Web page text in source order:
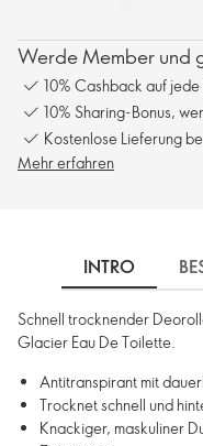
Werde Member und
10% Cashback auf
10% Sharing-Bonus,
Kostenlose Lieferung
Mehr erfahren
INTRO
Schnell trocknender
Glacier Eau De Toilette.
Antitranspirant mit
Trocknet schnell und
Knackiger, maskuliner